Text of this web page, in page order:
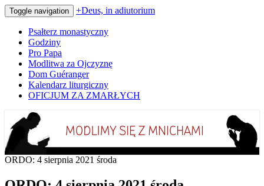
Toggle navigation +Deus, in adiutorium
Psałterz monastyczny
Godziny
Pro Papa
Modlitwa za Ojczyznę
Dom Guéranger
Kalendarz liturgiczny
OFICJUM ZA ZMARŁYCH
+Deus, in adiutorium
Codziennie modlimy się z mnichami
ORDO: 4 sierpnia 2021 środa